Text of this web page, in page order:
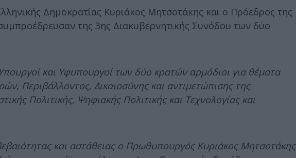
Δημοκρατίας Κυριάκος Μητσοτάκης και ο Πρόεδρος της
της 3ης Διακυβερνητικής Συνόδου των δύο
και Υφυπουργοί των δύο κρατών αρμόδιοι για θέματα
Περιβάλλοντος, Δικαιοσύνης και αντιμετώπισης της
Πολιτικής, Ψηφιακής Πολιτικής και Τεχνολογίας και
και αστάθειας ο Πρωθυπουργός Κυριάκος Μητσοτάκης